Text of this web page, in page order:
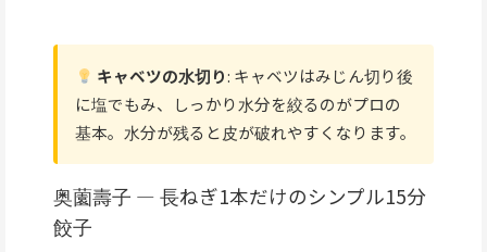
キャベツの水切り: キャベツはみじん切り後
に塩でもみ、しっかり水分を絞るのがプロの
基本。水分が残ると皮が破れやすくなります。
奥薗壽子 — 長ねぎ1本だけのシンプル15分
餃子